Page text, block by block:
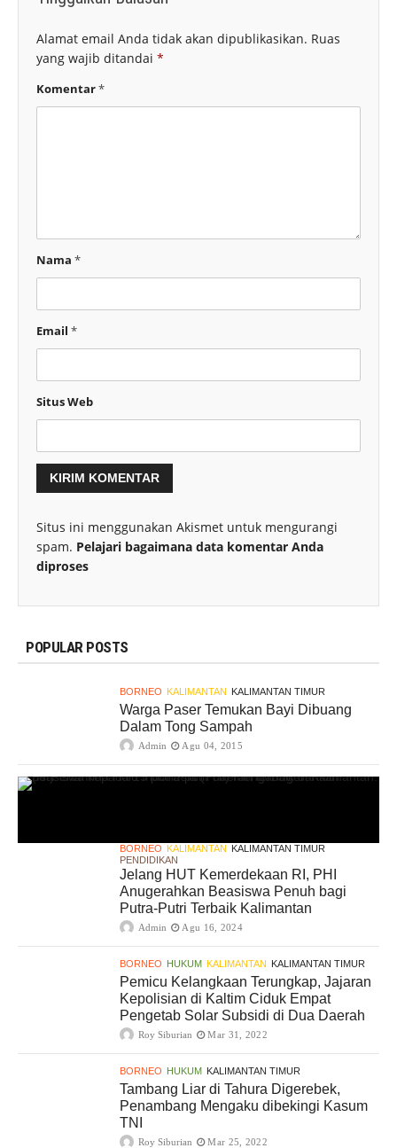
Alamat email Anda tidak akan dipublikasikan. Ruas
yang wajib ditandai *
Komentar*
Nama *
Email *
Situs Web
Situs ini menggunakan Akismet untuk mengurangi
spam. Pelajari bagaimana data komentar Anda
diproses
POPULAR POSTS
BORNEO KALIMANTAN KALIMANTAN TIMUR
Warga Paser Temukan Bayi Dibuang
Dalam Tong Sampah
Admin Agu 04, 2015
BORNEO KALIMANTAN KALIMANTAN TIMUR
PENDIDIKAN
Jelang HUT Kemerdekaan RI, PHI
Anugerahkan Beasiswa Penuh bagi
Putra-Putri Terbaik Kalimantan
Admin Agu 16, 2024
BORNEO HUKUM KALIMANTAN KALIMANTAN TIMUR
Pemicu Kelangkaan Terungkap, Jajaran
Kepolisian di Kaltim Ciduk Empat
Pengetab Solar Subsidi di Dua Daerah
Roy Siburian Mar 31, 2022
BORNEO HUKUM KALIMANTAN TIMUR
Tambang Liar di Tahura Digerebek,
Penambang Mengaku dibekingi Kasum
TNI
Roy Siburian Mar 25, 2022